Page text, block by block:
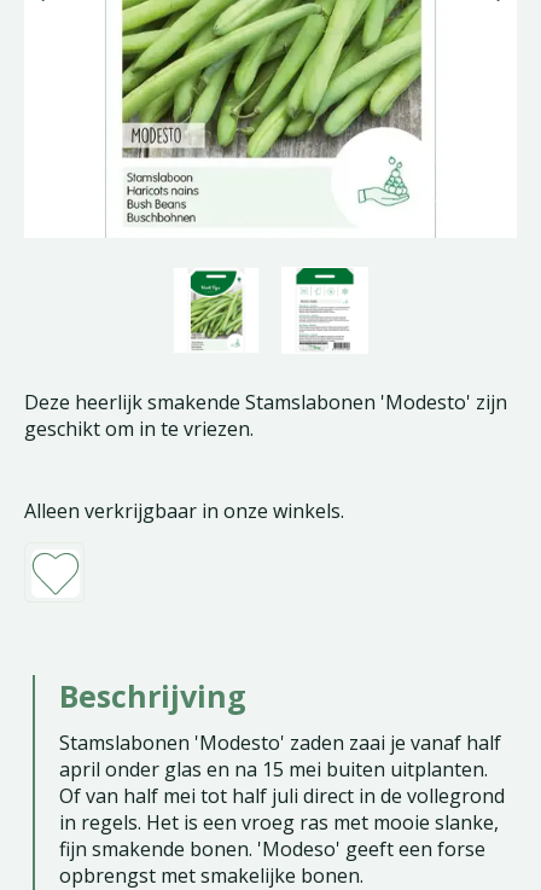
Deze heerlijk smakende Stamslabonen 'Modesto' zijn
geschikt om in te vriezen.
Alleen verkrijgbaar in onze winkels.
Beschrijving
Stamslabonen 'Modesto' zaden zaai je vanaf half
april onder glas en na 15 mei buiten uitplanten.
Of van half mei tot half juli direct in de vollegrond
in regels. Het is een vroeg ras met mooie slanke,
fijn smakende bonen. 'Modeso' geeft een forse
opbrengst met smakelijke bonen.